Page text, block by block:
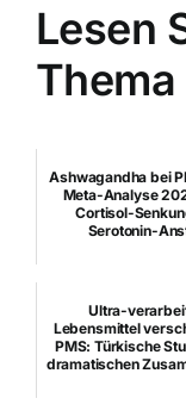
Lesen
Ashwagandha bei
Meta-Analyse
Cortisol-
Serotonin-
Ultra-
Lebensmittel
PMS: Türkische
dramatischen